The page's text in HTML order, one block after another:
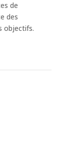
de
des
objectifs.